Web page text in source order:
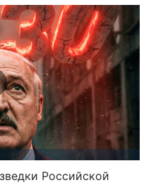
Российской